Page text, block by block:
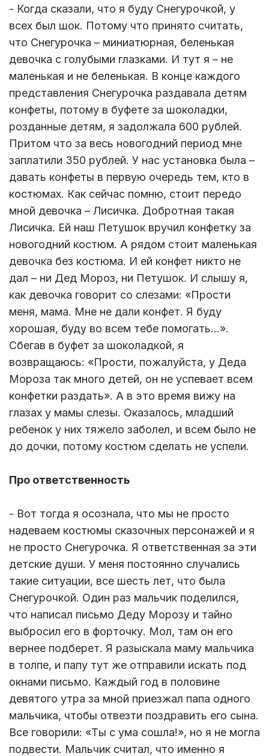
- Когда сказали, что я буду Снегурочкой, у
всех был шок. Потому что принято считать,
что Снегурочка – миниатюрная, беленькая
девочка с голубыми глазками. И тут я – не
маленькая и не беленькая. В конце каждого
представления Снегурочка раздавала детям
конфеты, потому в буфете за шоколадки,
розданные детям, я задолжала 600 рублей.
Притом что за весь новогодний период мне
заплатили 350 рублей. У нас установка была –
давать конфеты в первую очередь тем, кто в
костюмах. Как сейчас помню, стоит передо
мной девочка – Лисичка. Добротная такая
Лисичка. Ей наш Петушок вручил конфетку за
новогодний костюм. А рядом стоит маленькая
девочка без костюма. И ей конфет никто не
дал – ни Дед Мороз, ни Петушок. И слышу я,
как девочка говорит со слезами: «Прости
меня, мама. Мне не дали конфет. Я буду
хорошая, буду во всем тебе помогать...».
Сбегав в буфет за шоколадкой, я
возвращаюсь: «Прости, пожалуйста, у Деда
Мороза так много детей, он не успевает всем
конфетки раздать». А в это время вижу на
глазах у мамы слезы. Оказалось, младший
ребенок у них тяжело заболел, и всем было не
до дочки, потому костюм сделать не успели.
Про ответственность
- Вот тогда я осознала, что мы не просто
надеваем костюмы сказочных персонажей и я
не просто Снегурочка. Я ответственная за эти
детские души. У меня постоянно случались
такие ситуации, все шесть лет, что была
Снегурочкой. Один раз мальчик поделился,
что написал письмо Деду Морозу и тайно
выбросил его в форточку. Мол, там он его
вернее подберет. Я разыскала маму мальчика
в толпе, и папу тут же отправили искать под
окнами письмо. Каждый год в половине
девятого утра за мной приезжал папа одного
мальчика, чтобы отвезти поздравить его сына.
Все говорили: «Ты с ума сошла!», но я не могла
подвести. Мальчик считал, что именно я